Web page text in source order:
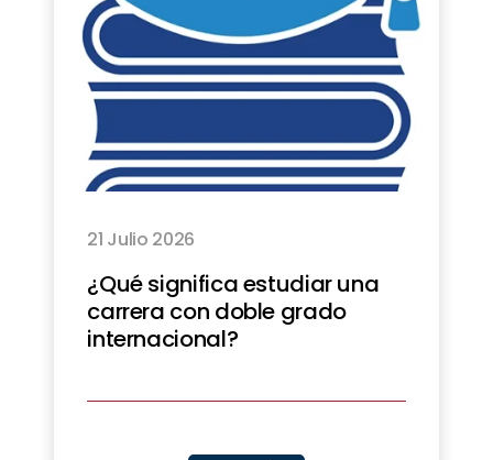
21 Julio 2026
¿Qué significa estudiar una
carrera con doble grado
internacional?